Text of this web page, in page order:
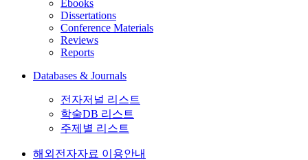
Ebooks
Dissertations
Conference Materials
Reviews
Reports
Databases & Journals
전자저널 리스트
학술DB 리스트
주제별 리스트
해외전자자료 이용안내